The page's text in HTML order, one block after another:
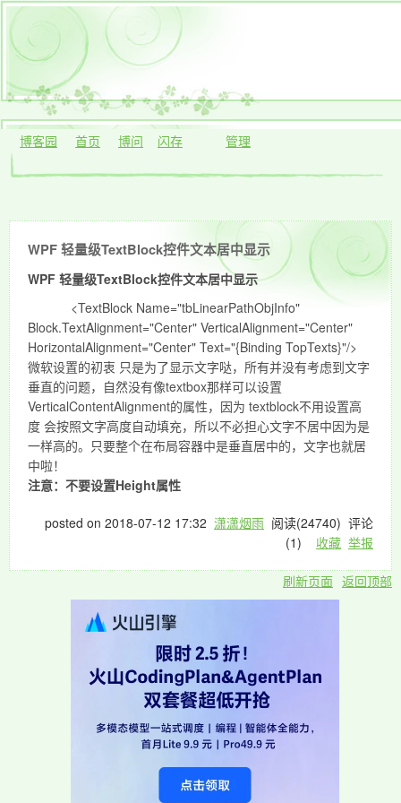
博客园 首页 博问 闪存 管理
WPF 轻量级TextBlock控件文本居中显示
WPF 轻量级TextBlock控件文本居中显示
<TextBlock Name="tbLinearPathObjInfo"
Block.TextAlignment="Center" VerticalAlignment="Center"
HorizontalAlignment="Center" Text="{Binding TopTexts}"/>
微软设置的初衷 只是为了显示文字哒，所有并没有考虑到文字
垂直的问题，自然没有像textbox那样可以设置
VerticalContentAlignment的属性，因为 textblock不用设置高
度 会按照文字高度自动填充，所以不必担心文字不居中因为是
一样高的。只要整个在布局容器中是垂直居中的，文字也就居
中啦！
注意：不要设置Height属性
posted on 2018-07-12 17:32 潇潇烟雨 阅读(24740) 评论
(1) 收藏 举报
刷新页面 返回顶部